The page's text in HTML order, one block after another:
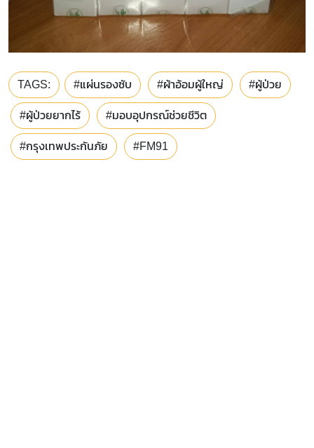
TAGS: #แผ่นรองซับ #ผ้าอ้อมผู้ใหญ่ #ผู้ป่วย
#ผู้ป่วยยากไร้ #มอบอุปกรณ์ช่วยชีวิต
#กรุงเทพประกันภัย #FM91